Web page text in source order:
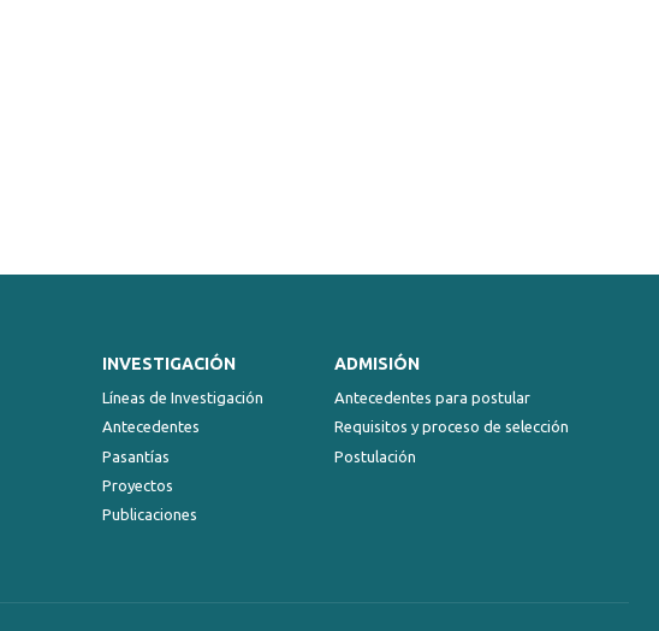
INVESTIGACIÓN
Líneas de Investigación
Antecedentes
Pasantías
Proyectos
Publicaciones
ADMISIÓN
Antecedentes para postular
Requisitos y proceso de selección
Postulación